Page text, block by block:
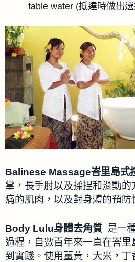
table water (抵達時做出
Balinese Massage峇里島式
掌，長手肘以及揉捏和滑動
痛的肌肉，以及對身體的預防
Body Lulu身體去角質 是一
過程，自數百年來一直在峇里
到實踐。使用薑黃，大米，